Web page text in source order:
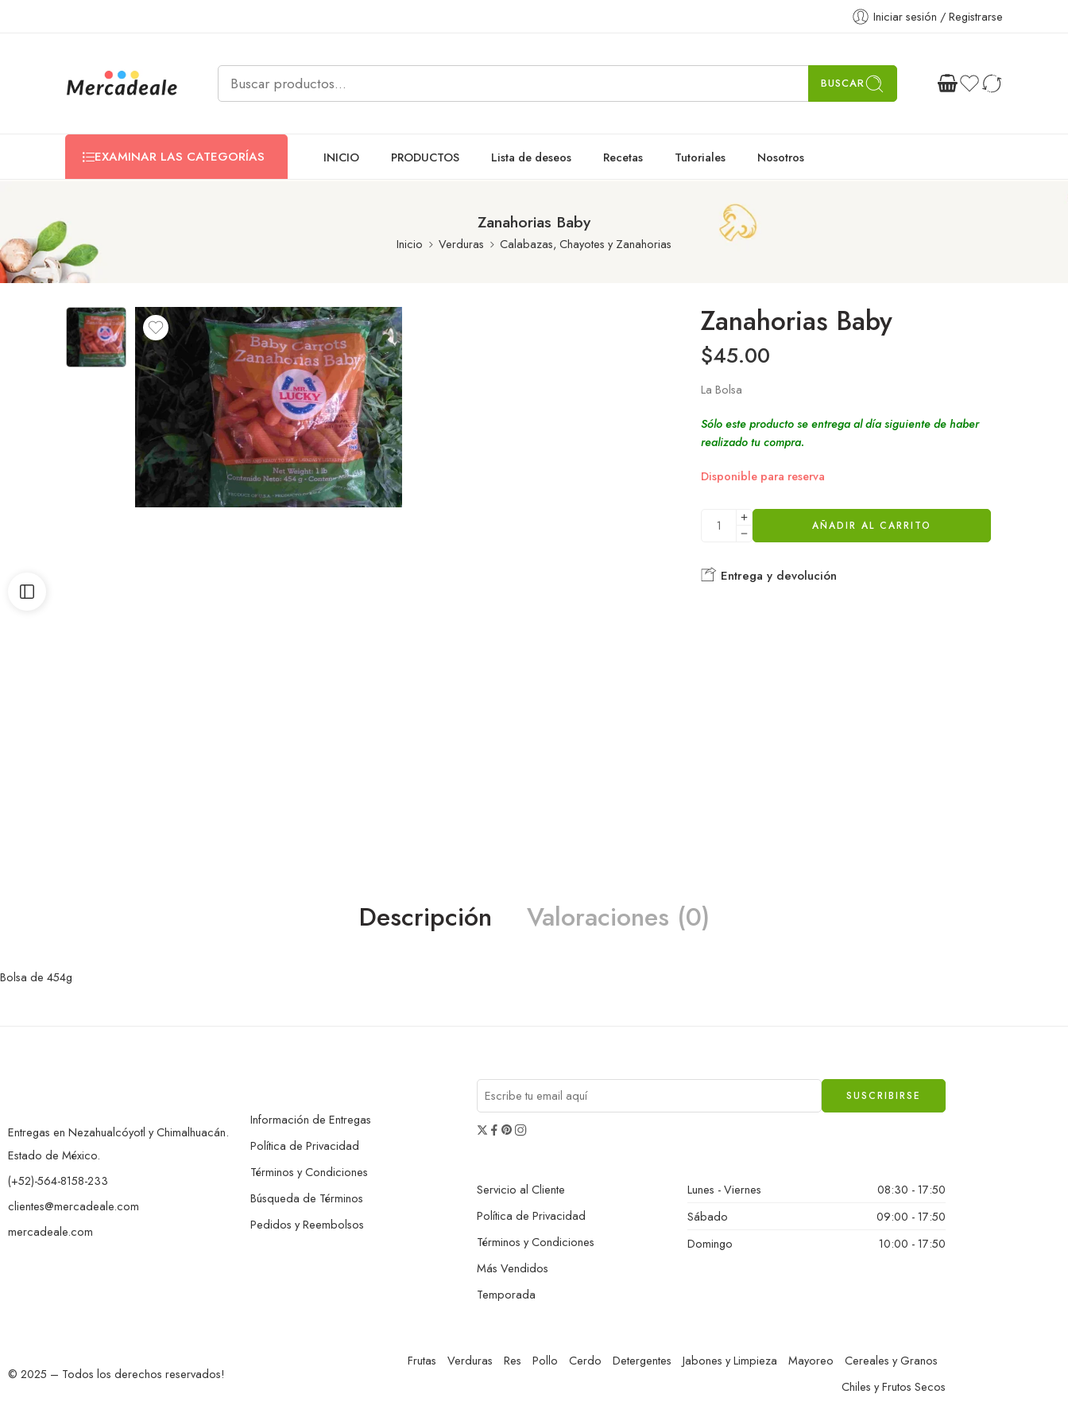
Iniciar sesión / Registrarse
BUSCAR
EXAMINAR LAS CATEGORÍAS INICIO PRODUCTOS Lista de deseos Recetas Tutoriales Nosotros
Zanahorias Baby
Inicio Verduras Calabazas, Chayotes y Zanahorias
Zanahorias Baby
$45.00
La Bolsa
Sólo este producto se entrega al día siguiente de haber
realizado tu compra.
Disponible para reserva
AÑADIR AL CARRITO
Entrega y devolución
Descripción Valoraciones (0)
Bolsa de 454g
Entregas en Nezahualcóyotl y Chimalhuacán.
Estado de México.
(+52)-564-8158-233
clientes@mercadeale.com
mercadeale.com
Información de Entregas
Política de Privacidad
Términos y Condiciones
Búsqueda de Términos
Pedidos y Reembolsos
Servicio al Cliente
Política de Privacidad
Términos y Condiciones
Más Vendidos
Temporada
Lunes - Viernes
08:30 - 17:50
Sábado
09:00 - 17:50
Domingo
10:00 - 17:50
© 2025 – Todos los derechos reservados!
Frutas Verduras Res Pollo Cerdo Detergentes Jabones y Limpieza Mayoreo
Cereales y Granos
Chiles y Frutos Secos